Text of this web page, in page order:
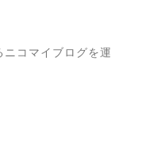
コマイブログを運